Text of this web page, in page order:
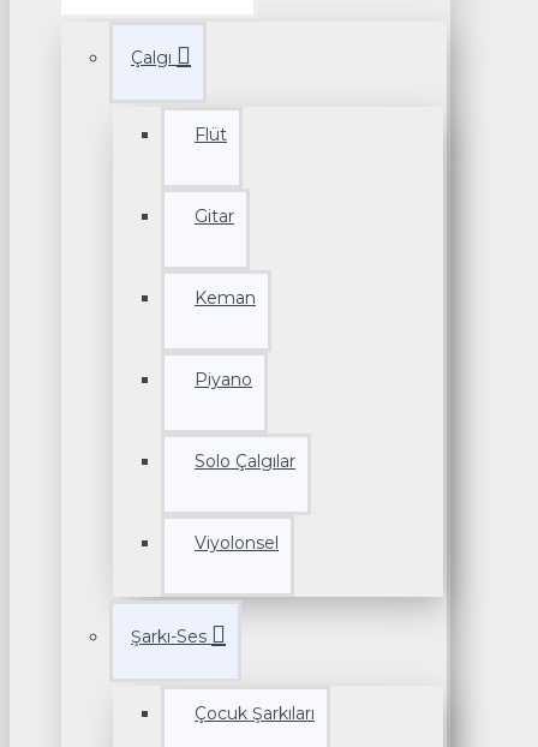
Çalgı
Flüt
Gitar
Keman
Piyano
Solo Çalgılar
Viyolonsel
Şarkı-Ses
Çocuk Şarkıları